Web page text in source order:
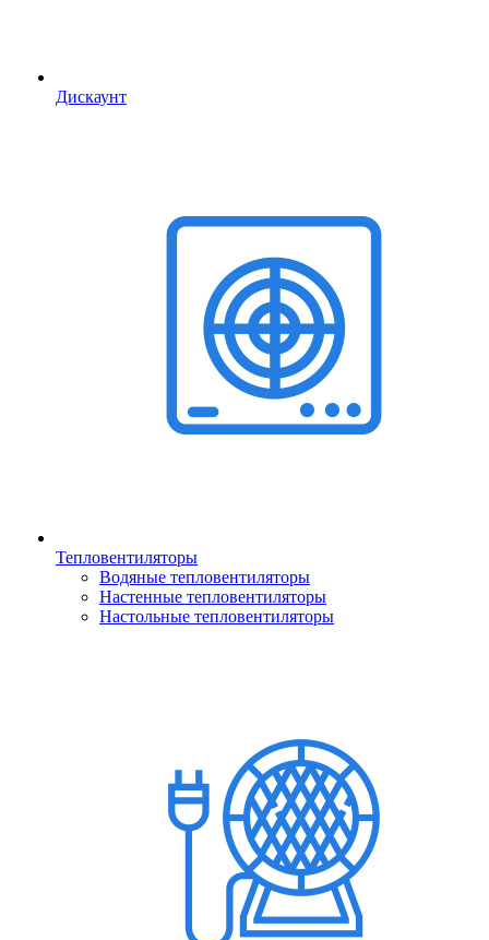
Дискаунт
Тепловентиляторы
Водяные тепловентиляторы
Настенные тепловентиляторы
Настольные тепловентиляторы